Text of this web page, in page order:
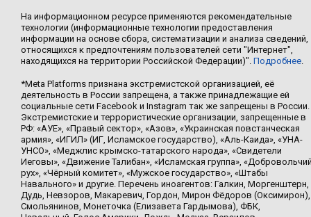
На информационном ресурсе применяются рекомендательные
технологии (информационные технологии предоставления
информации на основе сбора, систематизации и анализа сведений,
относящихся к предпочтениям пользователей сети "Интернет",
находящихся на территории Российской Федерации)". Подробнее.
*Meta Platforms признана экстремистской организацией, её
деятельность в России запрещена, а также принадлежащие ей
социальные сети Facebook и Instagram так же запрещены в России.
Экстремистские и террористические организации, запрещенные в
РФ: «АУЕ», «Правый сектор», «Азов», «Украинская повстанческая
армия», «ИГИЛ» (ИГ, Исламское государство), «Аль-Каида», «УНА-
УНСО», «Меджлис крымско-татарского народа», «Свидетели
Иеговы», «Движение Талибан», «Исламская группа»,
рух», «Чёрный комитет», «Мужское государство», «Штабы
Навального» и другие. Перечень иноагентов: Галкин, Моргенштерн,
Дудь, Невзоров, Макаревич, Гордон, Мирон Фёдоров (Оксимирон),
Смольянинов, Монеточка (Елизавета Гардымова), ФБК,